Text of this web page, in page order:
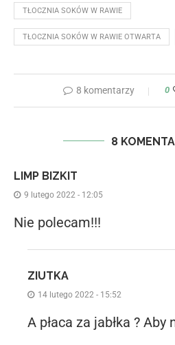
TŁOCZNIA SOKÓW W RAWIE
TŁOCZNIA SOKÓW W RAWIE OTWARTA
8 komentarzy 0
8
LIMP BIZKIT
9 lutego 2022 - 12:05
Nie polecam!!!
ZIUTKA
14 lutego 2022 - 15:52
A płaca za jabłka ? Aby